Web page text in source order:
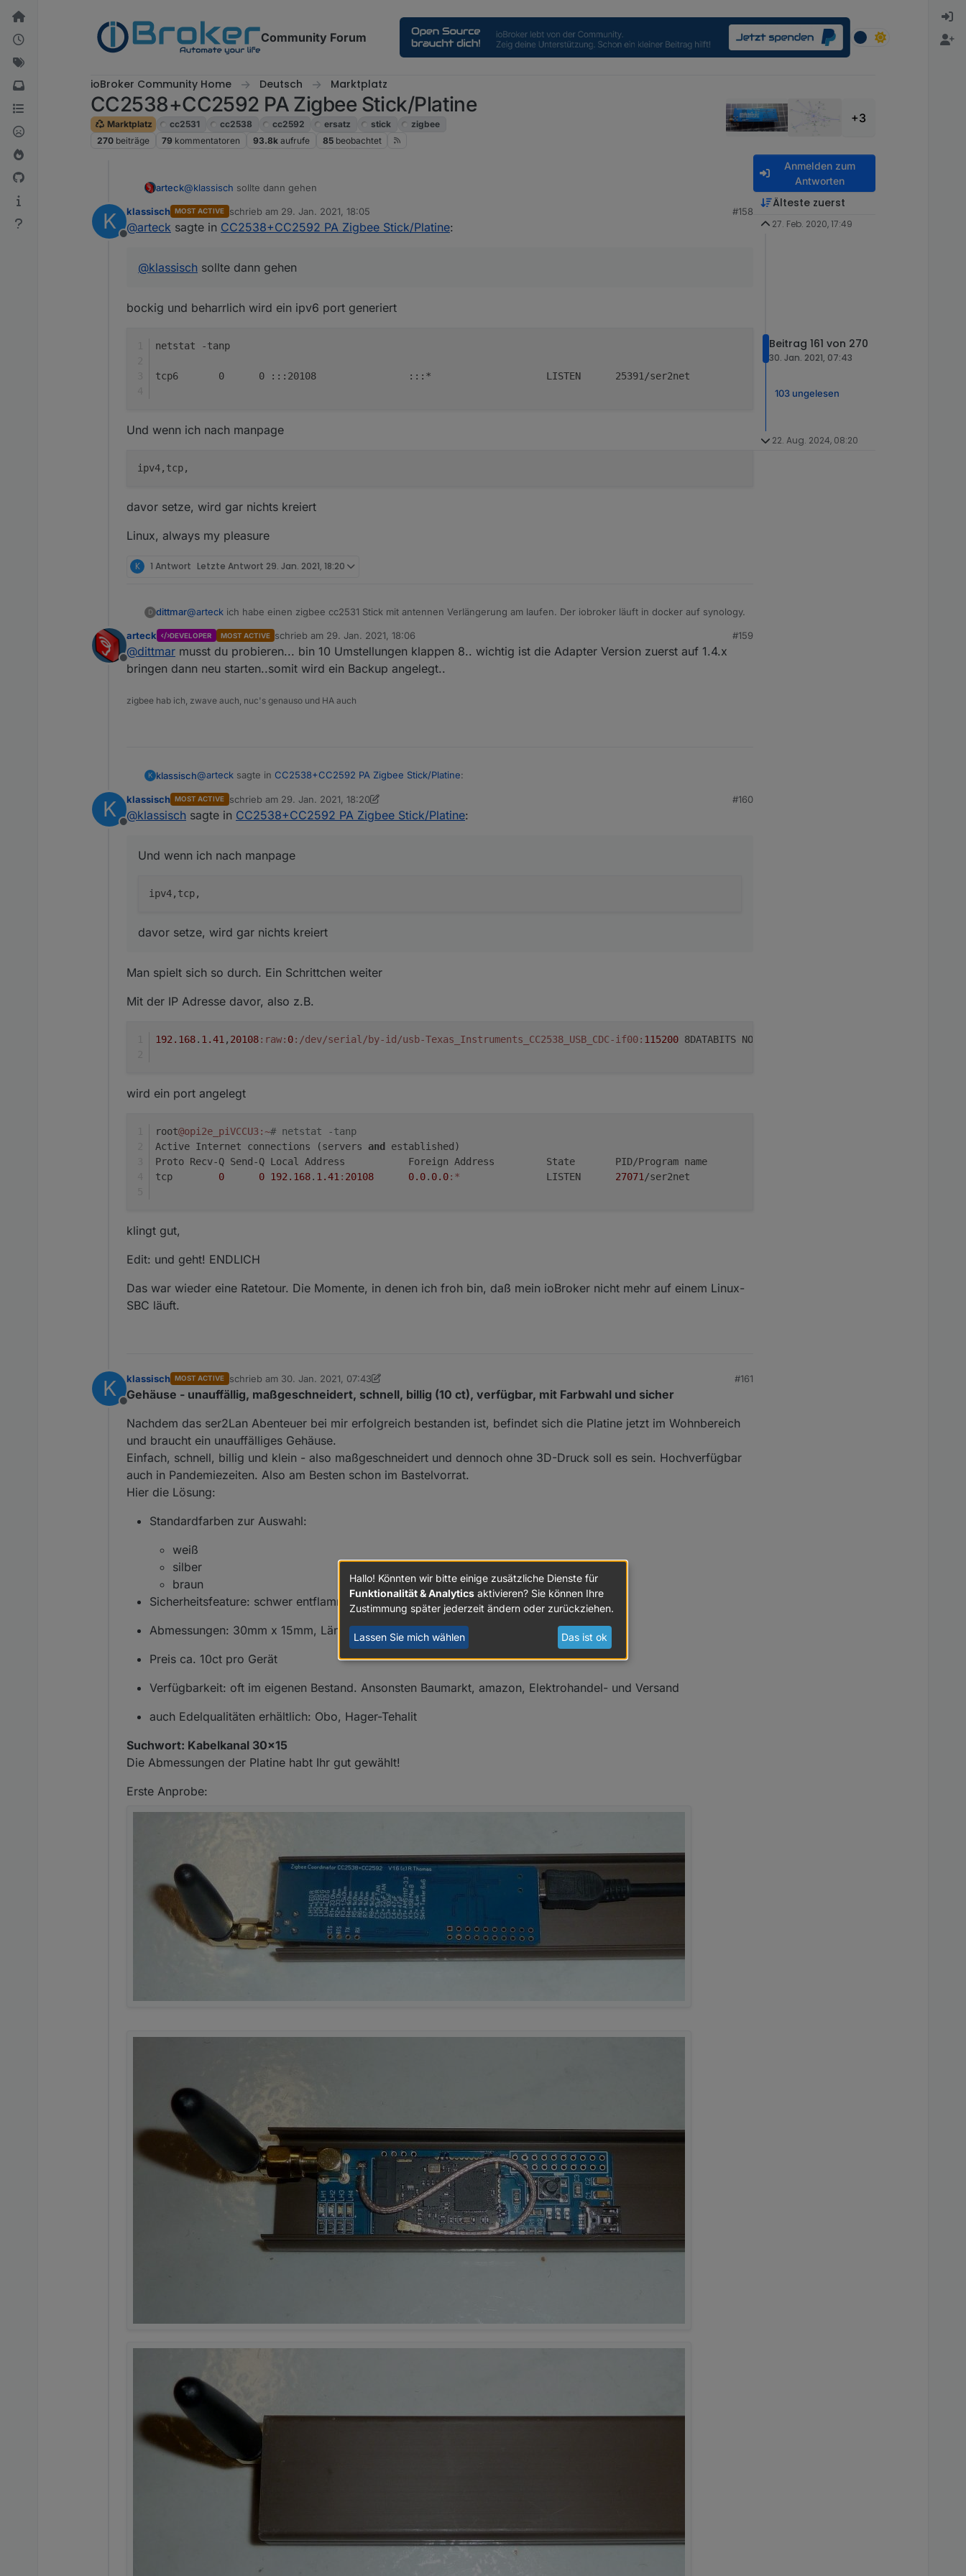
Weiter zum Inhalt
Community Forum
ioBroker Community Home Deutsch Marktplatz
CC2538+CC2592 PA Zigbee Stick/Platine
Marktplatz cc2531 cc2538 cc2592 ersatz stick
zigbee
270 beiträge 79 kommentatoren 93.8k aufrufe 85 beobachtet
+3
arteck@klassisch sollte dann gehen
K
Offline
klassisch MOST ACTIVE schrieb am 29. Jan. 2021, 18:05
zuletzt editiert von
#158
@arteck sagte in CC2538+CC2592 PA Zigbee Stick/Platine:
@klassisch sollte dann gehen
bockig und beharrlich wird ein ipv6 port generiert
netstat -tanp
tcp6       0      0 :::20108                :::*                    LISTEN      25391/ser2net
Und wenn ich nach manpage
davor setze, wird gar nichts kreiert
Linux, always my pleasure
K 1 Antwort Letzte Antwort 29. Jan. 2021, 18:20
D dittmar@arteck ich habe einen zigbee cc2531 Stick mit antennen Verlängerung am laufen. Der iobroker läuft in docker auf synology.
ttyASCM0 ist durchgereicht und läuft gut.
Kann ich den neuen Stick hier einfach gegen den alten ersetzen?
Offline
arteck DEVELOPER MOST ACTIVE schrieb am 29. Jan. 2021, 18:06
zuletzt editiert von
#159
@dittmar musst du probieren... bin 10 Umstellungen klappen 8.. wichtig ist die Adapter Version zuerst auf 1.4.x
bringen dann neu starten..somit wird ein Backup angelegt..
zigbee hab ich, zwave auch, nuc's genauso und HA auch
K klassisch@arteck sagte in CC2538+CC2592 PA Zigbee Stick/Platine:
@klassischsollte dann gehen
bockig und beharrlich wird ein ipv6 port generiert
K
Offline
klassisch MOST ACTIVE schrieb am 29. Jan. 2021, 18:20
zuletzt editiert von klassisch
#160
@klassisch sagte in CC2538+CC2592 PA Zigbee Stick/Platine:
Und wenn ich nach manpage
davor setze, wird gar nichts kreiert
Man spielt sich so durch. Ein Schrittchen weiter
Mit der IP Adresse davor, also z.B.
192.168. 1.41 , 20108:raw: 0:/dev/serial/by-id/usb-Texas_Instruments_CC2538_USB_CDC-if00: 115200 8DATABITS NONE 1STOPBIT banner
wird ein port angelegt
root@opi2e_piVCCU3 :~# netstat -tanp
Active Internet connections (servers and
established)
Proto Recv-Q Send-Q Local Address           Foreign Address         State       PID/Program name
tcp 0 0 192.168. 1.41 : 20108 0.0. 0.0:*
               LISTEN
27071 /ser2net
klingt gut,
Edit: und geht! ENDLICH
Das war wieder eine Ratetour. Die Momente, in denen ich froh bin, daß mein ioBroker nicht mehr auf einem Linux-
SBC läuft.
K
Offline
klassisch MOST ACTIVE schrieb am 30. Jan. 2021, 07:43
zuletzt editiert von klassisch
#161
Gehäuse - unauffällig, maßgeschneidert, schnell, billig (10 ct), verfügbar, mit Farbwahl und sicher
Nachdem das ser2Lan Abenteuer bei mir erfolgreich bestanden ist, befindet sich die Platine jetzt im Wohnbereich
und braucht ein unauffälliges Gehäuse.
Einfach, schnell, billig und klein - also maßgeschneidert und dennoch ohne 3D-Druck soll es sein. Hochverfügbar
auch in Pandemiezeiten. Also am Besten schon im Bastelvorrat.
Hier die Lösung:
Standardfarben zur Auswahl:
weiß
silber
braun
Sicherheitsfeature: schwer entflammbar, selbstverlöschend
Abmessungen: 30mm x 15mm, Länge frei wählbar
Preis ca. 10ct pro Gerät
Verfügbarkeit: oft im eigenen Bestand. Ansonsten Baumarkt, amazon, Elektrohandel- und Versand
auch Edelqualitäten erhältlich: Obo, Hager-Tehalit
Suchwort: Kabelkanal 30x15
Die Abmessungen der Platine habt Ihr gut gewählt!
Erste Anprobe:
Anmelden zum
Antworten
Älteste zuerst
27. Feb. 2020, 17:49
Beitrag 161 von 270
30. Jan. 2021, 07:43
103 ungelesen
22. Aug. 2024, 08:20
Hallo! Könnten wir bitte einige zusätzliche Dienste für
Funktionalität & Analytics aktivieren? Sie können Ihre
Zustimmung später jederzeit ändern oder zurückziehen.
Lassen Sie mich wählen Das ist ok